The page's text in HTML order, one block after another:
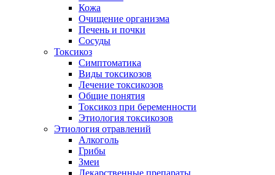
Кожа
Очищение организма
Печень и почки
Сосуды
Токсикоз
Cимптоматика
Виды токсикозов
Лечение токсикозов
Общие понятия
Токсикоз при беременности
Этиология токсикозов
Этиология отравлений
Алкоголь
Грибы
Змеи
Лекарственные препараты